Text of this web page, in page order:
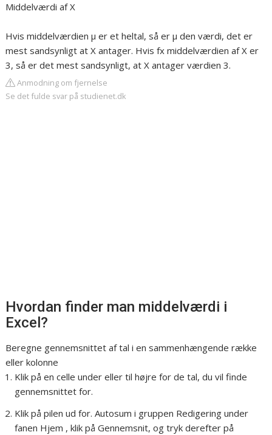
Middelværdi af X
Hvis middelværdien μ er et heltal, så er μ den værdi, det er
mest sandsynligt at X antager. Hvis fx middelværdien af X er
3, så er det mest sandsynligt, at X antager værdien 3.
Anmodning om fjernelse
Se det fulde svar på studienet.dk
Hvordan finder man middelværdi i
Excel?
Beregne gennemsnittet af tal i en sammenhængende række
eller kolonne
Klik på en celle under eller til højre for de tal, du vil finde
gennemsnittet for.
Klik på pilen ud for. Autosum i gruppen Redigering under
fanen Hjem , klik på Gennemsnit, og tryk derefter på